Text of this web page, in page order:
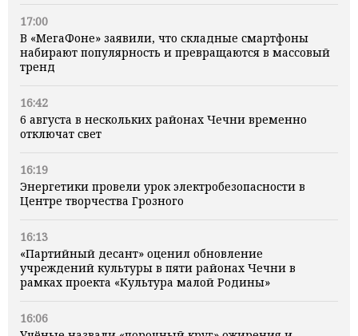
17:00
В «МегаФоне» заявили, что складные смартфоны
набирают популярность и превращаются в массовый
тренд
16:42
6 августа в нескольких районах Чечни временно
отключат свет
16:19
Энергетики провели урок электробезопасности в
Центре творчества Грозного
16:13
«Партийный десант» оценил обновление
учреждений культуры в пяти районах Чечни в
рамках проекта «Культура малой Родины»
16:06